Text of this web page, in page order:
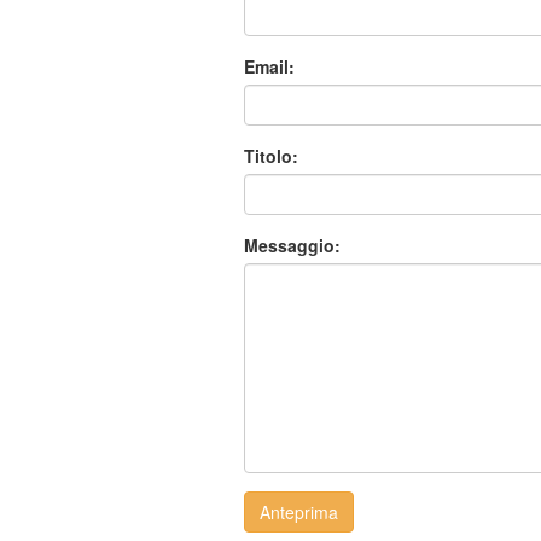
Email:
Titolo:
Messaggio:
Anteprima